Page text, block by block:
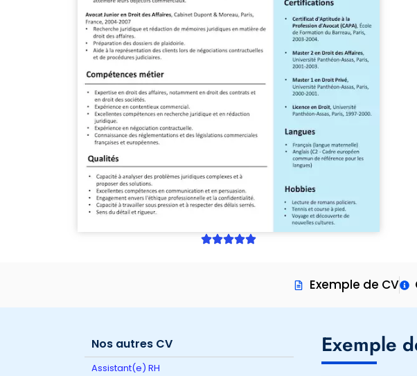
Exemple de CV
Nos autres CV
Assistant(e) RH
Exemple